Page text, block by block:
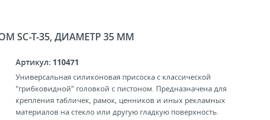
SC-T-35, ДИАМЕТР 35 ММ
Артикул: 110471
Универсальная силиконовая присоска с классической
"грибковидной" головкой с пистоном. Предназначена для
крепления табличек, рамок, ценников и иных рекламных
материалов на стекло или другую гладкую поверхность.